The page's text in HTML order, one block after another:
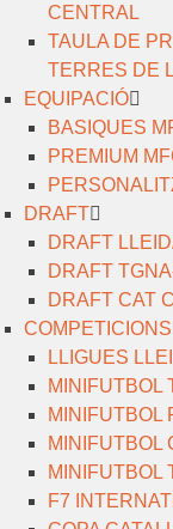
CENTRAL
TAULA DE
TERRES DE
EQUIPACIÓ
BASIQUES
PREMIUM
DRAFT
DRAFT
DRAFT
DRAFT CAT
COMPETICIONS
LLIGUES
MINIFUTBOL
MINIFUTBOL
MINIFUTBOL
MINIFUTBOL
F7